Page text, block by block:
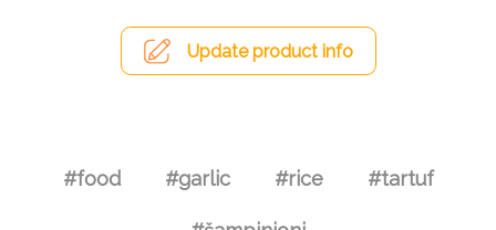
Update product info
#food #garlic #rice #tartuf